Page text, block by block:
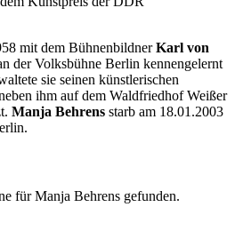
mit dem BühnenbildnerKarl von
der Volksbühne Berlin kennengelernt
sie seinen künstlerischen
ihm auf dem Waldfriedhof Weißer
Manja Behrens starb am 18.01.2003
für Manja Behrens gefunden.